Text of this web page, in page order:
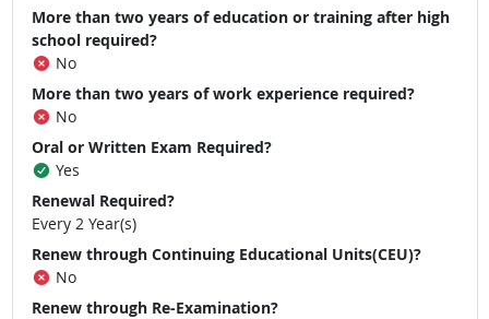
More than two years of education or training after high
school required?
No
More than two years of work experience required?
No
Oral or Written Exam Required?
Yes
Renewal Required?
Every 2 Year(s)
Renew through Continuing Educational Units(CEU)?
No
Renew through Re-Examination?